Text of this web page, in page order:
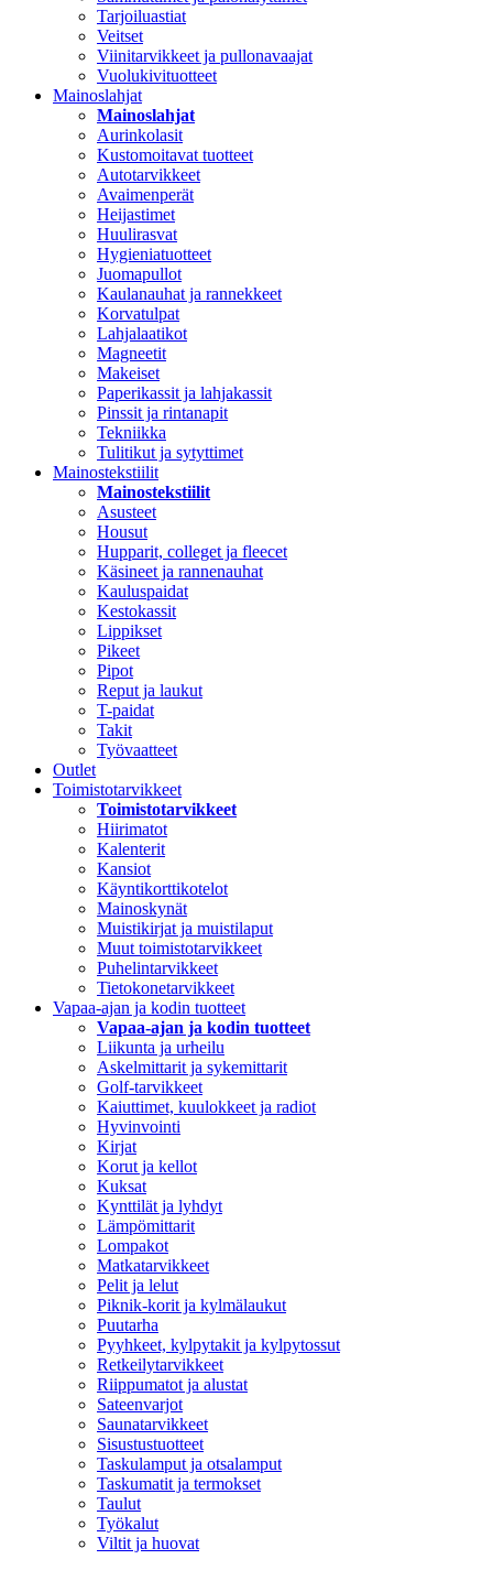
Tarjoiluastiat
Veitset
Viinitarvikkeet ja pullonavaajat
Vuolukivituotteet
Mainoslahjat
Mainoslahjat
Aurinkolasit
Kustomoitavat tuotteet
Autotarvikkeet
Avaimenperät
Heijastimet
Huulirasvat
Hygieniatuotteet
Juomapullot
Kaulanauhat ja rannekkeet
Korvatulpat
Lahjalaatikot
Magneetit
Makeiset
Paperikassit ja lahjakassit
Pinssit ja rintanapit
Tekniikka
Tulitikut ja sytyttimet
Mainostekstiilit
Mainostekstiilit
Asusteet
Housut
Hupparit, colleget ja fleecet
Käsineet ja rannenauhat
Kauluspaidat
Kestokassit
Lippikset
Pikeet
Pipot
Reput ja laukut
T-paidat
Takit
Työvaatteet
Outlet
Toimistotarvikkeet
Toimistotarvikkeet
Hiirimatot
Kalenterit
Kansiot
Käyntikorttikotelot
Mainoskynät
Muistikirjat ja muistilaput
Muut toimistotarvikkeet
Puhelintarvikkeet
Tietokonetarvikkeet
Vapaa-ajan ja kodin tuotteet
Vapaa-ajan ja kodin tuotteet
Liikunta ja urheilu
Askelmittarit ja sykemittarit
Golf-tarvikkeet
Kaiuttimet, kuulokkeet ja radiot
Hyvinvointi
Kirjat
Korut ja kellot
Kuksat
Kynttilät ja lyhdyt
Lämpömittarit
Lompakot
Matkatarvikkeet
Pelit ja lelut
Piknik-korit ja kylmälaukut
Puutarha
Pyyhkeet, kylpytakit ja kylpytossut
Retkeilytarvikkeet
Riippumatot ja alustat
Sateenvarjot
Saunatarvikkeet
Sisustustuotteet
Taskulamput ja otsalamput
Taskumatit ja termokset
Taulut
Työkalut
Viltit ja huovat